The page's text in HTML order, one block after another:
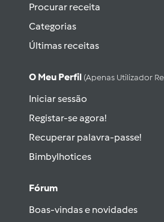
Procurar receita
Categorias
Últimas receitas
O Meu Perfil (apenas Utilizador
Iniciar sessão
Registar-se agora!
Recuperar palavra-passe!
Bimbylhotices
Fórum
Boas-vindas e novidades